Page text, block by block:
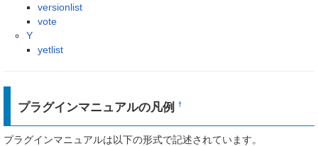
versionlist
vote
Y
yetlist
プラグインマニュアルの凡例†
プラグインマニュアルは以下の形式で記述されています。